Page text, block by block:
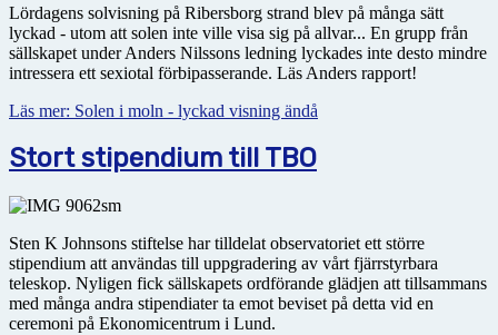
Lördagens solvisning på Ribersborg strand blev på många sätt
lyckad - utom att solen inte ville visa sig på allvar... En grupp från
sällskapet under Anders Nilssons ledning lyckades inte desto mindre
intressera ett sexiotal förbipasserande. Läs Anders rapport!
Läs mer: Solen i moln - lyckad visning ändå
Stort stipendium till TBO
Sten K Johnsons stiftelse har tilldelat observatoriet ett större
stipendium att användas till uppgradering av vårt fjärrstyrbara
teleskop. Nyligen fick sällskapets ordförande glädjen att tillsammans
med många andra stipendiater ta emot beviset på detta vid en
ceremoni på Ekonomicentrum i Lund.